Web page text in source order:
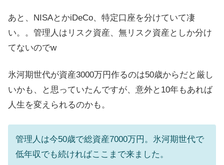
あと、NISAとかiDeCo、特定口座を分けていて凄
い。。管理人はリスク資産、無リスク資産としか分け
てないのでw
氷河期世代が資産3000万円作るのは50歳からだと厳し
いかも、と思っていたんですが、意外と10年もあれば
人生を変えられるのかも。
管理人は今50歳で総資産7000万円。氷河期世代で
低年収でも続ければここまで来ました。